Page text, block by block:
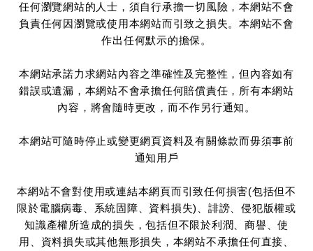
任何瀏覽網站的人士，須自行承擔一切風險，本網站不會
負責任何因瀏覽或使用本網站而引致之損失。本網站不會
作出任何默示的擔保。
本網站承諾力求網站內容之準確性及完整性，但內容如有
錯誤或遺漏，本網站不會承擔任何賠償責任，所有本網站
內容，將會隨時更改，而不作另行通知。
本網站可隨時停止或變更網頁資料及有關條款而毋須事前
通知用戶
本網站不會對使用或連結本網頁而引致任何損害(包括但不
限於電腦病毒、系統固障、資料損失)、誹謗、侵犯版權或
知識產權所造成的損失，包括但不限於利潤、商譽、使
用、資料損失或其他無形損失，本網站不承擔任何直接、